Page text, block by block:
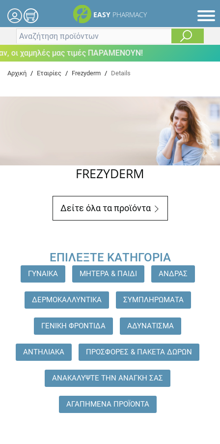
EASY PHARMACY
χαμηλές μας τιμές ΠΑΡΑΜΕΝΟΥΝ!
Αρχική / Εταιρίες / Frezyderm / Details
FREZYDERM
Δείτε όλα τα προϊόντα
ΕΠΙΛΈΞΤΕ ΚΑΤΗΓΟΡΊΑ
ΓΥΝΑΙΚΑ ΜΗΤΕΡΑ & ΠΑΙΔΙ ΑΝΔΡΑΣ
ΔΕΡΜΟΚΑΛΛΥΝΤΙΚΑ ΣΥΜΠΛΗΡΩΜΑΤΑ
ΓΕΝΙΚΗ ΦΡΟΝΤΙΔΑ ΑΔΥΝΑΤΙΣΜΑ
ΑΝΤΗΛΙΑΚΑ ΠΡΟΣΦΟΡΕΣ & ΠΑΚΕΤΑ ΔΩΡΩΝ
ΑΝΑΚΑΛΥΨΤΕ ΤΗΝ ΑΝΑΓΚΗ ΣΑΣ
ΑΓΑΠΗΜΕΝΑ ΠΡΟΪΟΝΤΑ